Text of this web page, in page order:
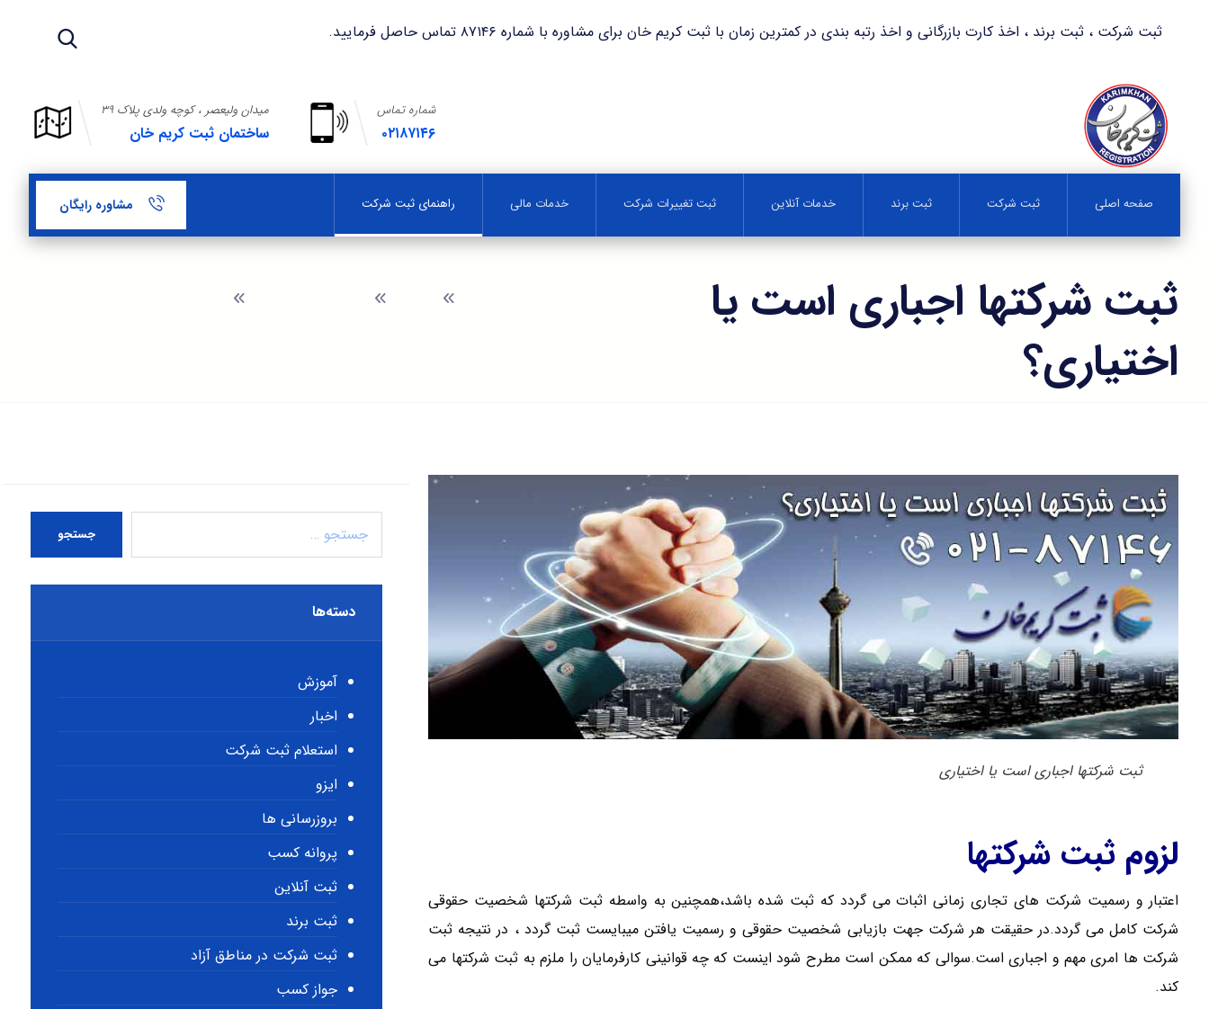
ثبت شرکت ، ثبت برند ، اخذ کارت بازرگانی و اخذ رتبه بندی در کمترین زمان با ثبت کریم خان برای مشاوره با شماره ۸۷۱۴۶ تماس حاصل فرمایید.
میدان ولیعصر ، کوچه ولدی پلاک ۳۹
ساختمان ثبت کریم خان
شماره تماس
۰۲۱۸۷۱۴۶
صفحه اصلی ثبت شرکت ثبت برند خدمات آنلاین ثبت تغییرات شرکت خدمات مالی راهنمای ثبت شرکت مشاوره رایگان
ثبت شرکتها اجباری است یا
اختیاری؟
ثبت شرکتها اجباری است یا اختیاری
لزوم ثبت شرکتها
اعتبار و رسمیت شرکت های تجاری زمانی اثبات می گردد که ثبت شده باشد،همچنین به واسطه ثبت شرکتها شخصیت حقوقی
شرکت کامل می گردد.در حقیقت هر شرکت جهت بازیابی شخصیت حقوقی و رسمیت یافتن میبایست ثبت گردد ، در نتیجه ثبت
شرکت ها امری مهم و اجباری است.سوالی که ممکن است مطرح شود اینست که چه قوانینی کارفرمایان را ملزم به ثبت شرکتها می
کند.
جستجو
دسته‌ها
آموزش
اخبار
استعلام ثبت شرکت
ایزو
بروزرسانی ها
پروانه کسب
ثبت آنلاین
ثبت برند
ثبت شرکت در مناطق آزاد
جواز کسب